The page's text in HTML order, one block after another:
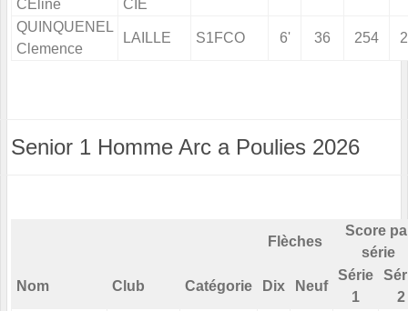
CÉline
CIE
QUINQUENEL
Clemence
LAILLE S1FCO 6' 36 254
Senior 1 Homme Arc a Poulies 2026
Flèches
Score
série
Nom Club Catégorie Dix Neuf
Série
1
2